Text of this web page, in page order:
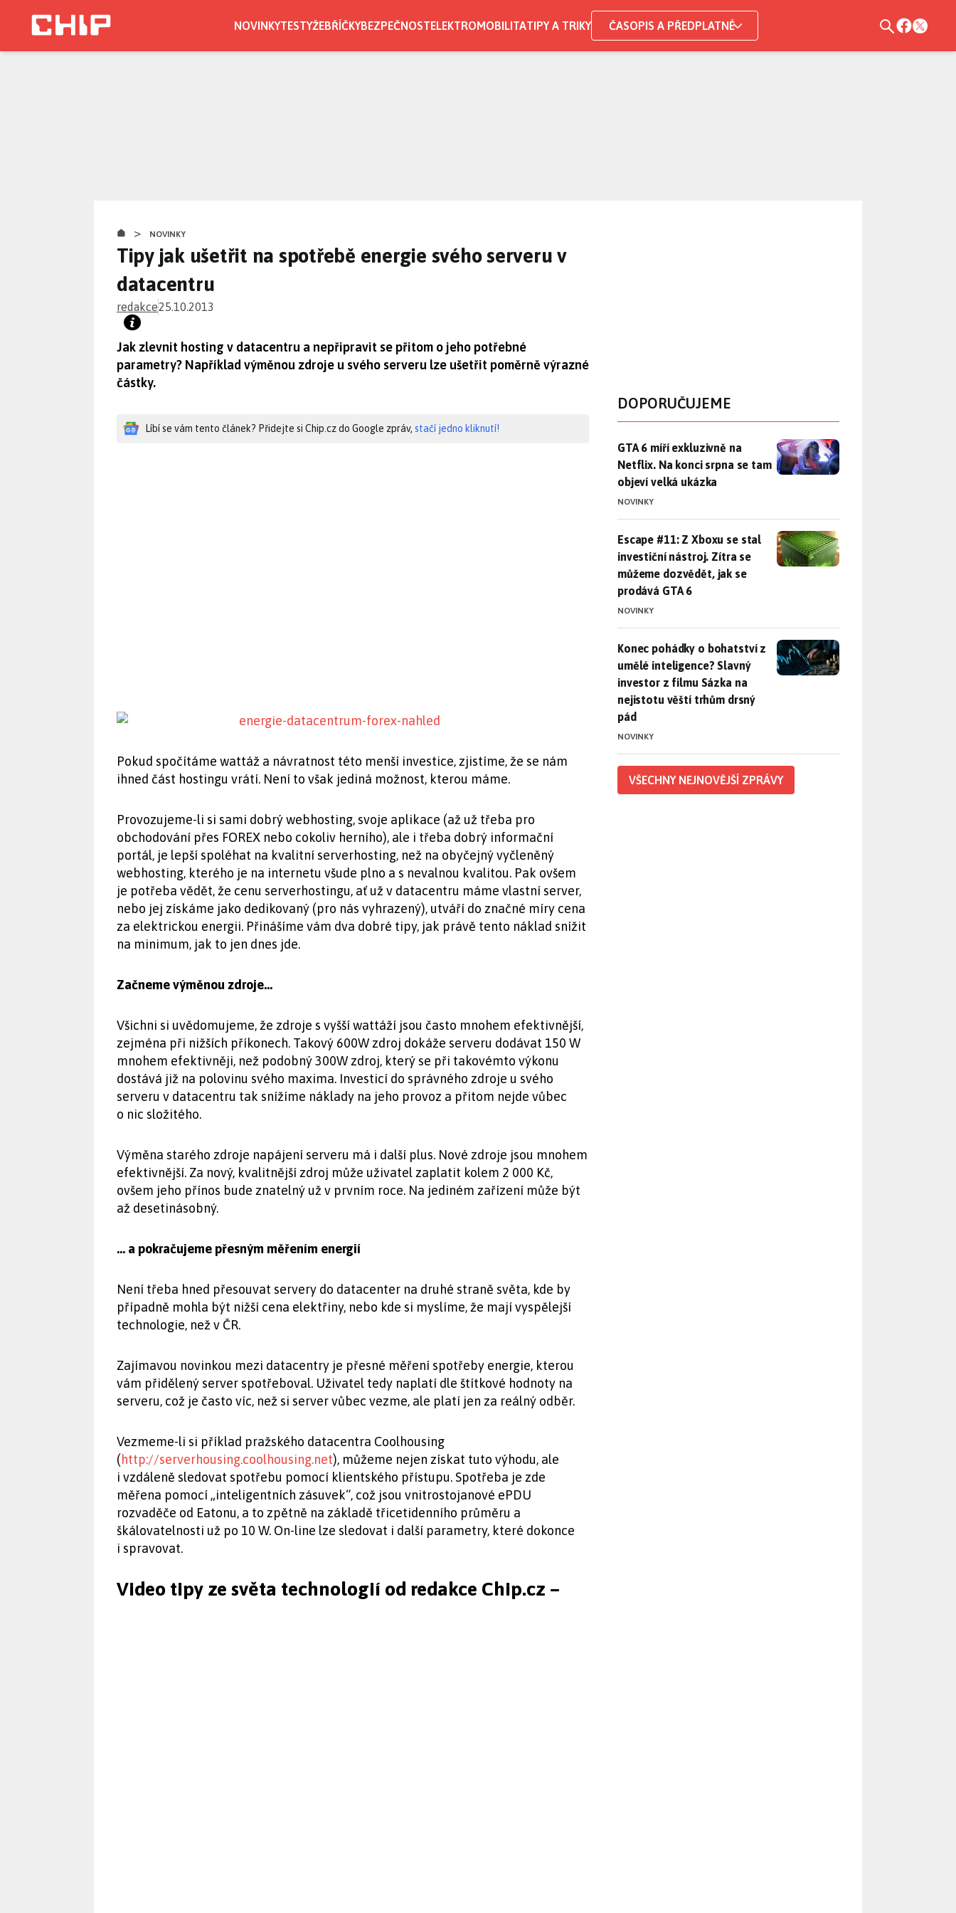
NOVINKYTESTYŽEBŘÍČKYBEZPEČNOSTELEKTROMOBILITATIPY A TRIKY ČASOPIS A PŘEDPLATNÉ
> NOVINKY
Tipy jak ušetřit na spotřebě energie svého serveru v
datacentru
redakce25.10.2013
Jak zlevnit hosting v datacentru a nepřipravit se přitom o jeho potřebné
parametry? Například výměnou zdroje u svého serveru lze ušetřit poměrně výrazné
částky.
Líbí se vám tento článek? Přidejte si Chip.cz do Google zpráv, stačí jedno kliknutí!
Pokud spočítáme wattáž a návratnost této menší investice, zjistíme, že se nám
ihned část hostingu vrátí. Není to však jediná možnost, kterou máme.
Provozujeme-li si sami dobrý webhosting, svoje aplikace (až už třeba pro
obchodování přes FOREX nebo cokoliv herního), ale i třeba dobrý informační
portál, je lepší spoléhat na kvalitní serverhosting, než na obyčejný vyčleněný
webhosting, kterého je na internetu všude plno a s nevalnou kvalitou. Pak ovšem
je potřeba vědět, že cenu serverhostingu, ať už v datacentru máme vlastní server,
nebo jej získáme jako dedikovaný (pro nás vyhrazený), utváří do značné míry cena
za elektrickou energii. Přinášíme vám dva dobré tipy, jak právě tento náklad snížit
na minimum, jak to jen dnes jde.
Začneme výměnou zdroje…
Všichni si uvědomujeme, že zdroje s vyšší wattáží jsou často mnohem efektivnější,
zejména při nižších příkonech. Takový 600W zdroj dokáže serveru dodávat 150 W
mnohem efektivněji, než podobný 300W zdroj, který se při takovémto výkonu
dostává již na polovinu svého maxima. Investicí do správného zdroje u svého
serveru v datacentru tak snížíme náklady na jeho provoz a přitom nejde vůbec
o nic složitého.
Výměna starého zdroje napájení serveru má i další plus. Nové zdroje jsou mnohem
efektivnější. Za nový, kvalitnější zdroj může uživatel zaplatit kolem 2 000 Kč,
ovšem jeho přínos bude znatelný už v prvním roce. Na jediném zařízení může být
až desetinásobný.
… a pokračujeme přesným měřením energií
Není třeba hned přesouvat servery do datacenter na druhé straně světa, kde by
případně mohla být nižší cena elektřiny, nebo kde si myslíme, že mají vyspělejší
technologie, než v ČR.
Zajímavou novinkou mezi datacentry je přesné měření spotřeby energie, kterou
vám přidělený server spotřeboval. Uživatel tedy naplatí dle štítkové hodnoty na
serveru, což je často víc, než si server vůbec vezme, ale platí jen za reálný odběr.
Vezmeme-li si příklad pražského datacentra Coolhousing
(http://serverhousing.coolhousing.net), můžeme nejen získat tuto výhodu, ale
i vzdáleně sledovat spotřebu pomocí klientského přístupu. Spotřeba je zde
měřena pomocí „inteligentních zásuvek“, což jsou vnitrostojanové ePDU
rozvaděče od Eatonu, a to zpětně na základě třicetidenního průměru a
škálovatelnosti už po 10 W. On-line lze sledovat i další parametry, které dokonce
i spravovat.
Video tipy ze světa technologií od redakce Chip.cz –
DOPORUČUJEME
GTA 6 míří exkluzivně na Netflix. Na konci srpna se tam objeví
GTA 6 míří exkluzivně na
Netflix. Na konci srpna se tam
objeví velká ukázka
NOVINKY
Escape #11: Z Xboxu se stal investiční nástroj. Zítra se můžeme
Escape #11: Z Xboxu se stal
investiční nástroj. Zítra se
můžeme dozvědět, jak se
prodává GTA 6
NOVINKY
Konec pohádky o bohatství z umělé inteligence? Slavný investor
Konec pohádky o bohatství z
umělé inteligence? Slavný
investor z filmu Sázka na
nejistotu věští trhům drsný
pád
NOVINKY
VŠECHNY NEJNOVĚJŠÍ ZPRÁVY